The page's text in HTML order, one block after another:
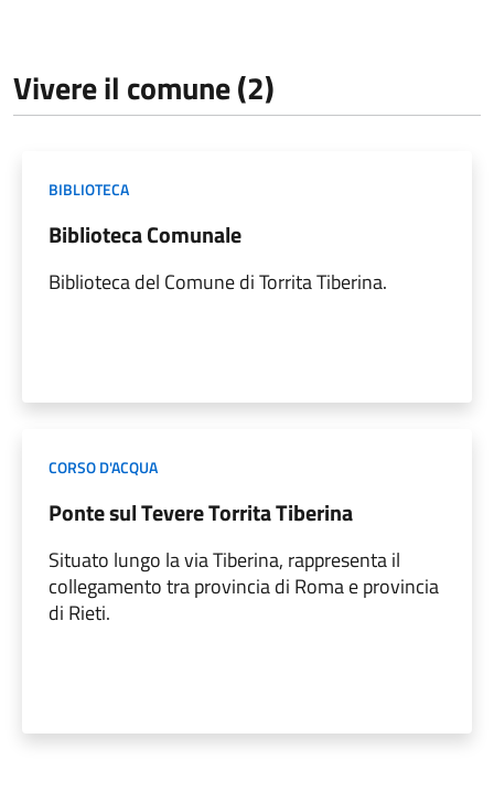
Vivere il comune (2)
BIBLIOTECA
Biblioteca Comunale
Biblioteca del Comune di Torrita Tiberina.
CORSO D'ACQUA
Ponte sul Tevere Torrita Tiberina
Situato lungo la via Tiberina, rappresenta il
collegamento tra provincia di Roma e provincia
di Rieti.